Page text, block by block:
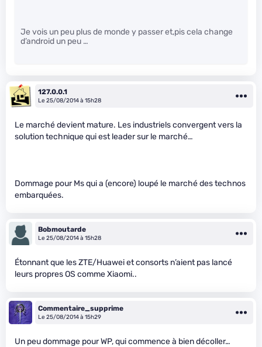
Je vois un peu plus de monde y passer et,pis cela change
d’android un peu …
127.0.0.1
Le 25/08/2014 à 15h28
Le marché devient mature. Les industriels convergent vers la
solution technique qui est leader sur le marché…
Dommage pour Ms qui a (encore) loupé le marché des technos
embarquées.
Bobmoutarde
Le 25/08/2014 à 15h28
Étonnant que les ZTE/Huawei et consorts n’aient pas lancé
leurs propres OS comme Xiaomi..
Commentaire_supprime
Le 25/08/2014 à 15h29
Un peu dommage pour WP, qui commence à bien décoller…